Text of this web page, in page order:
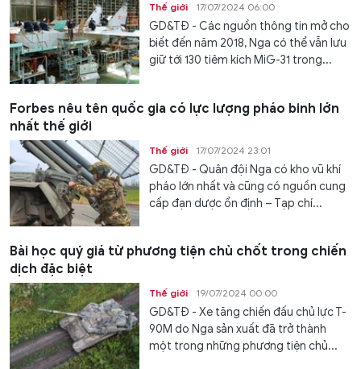
Thế giới 17/07/2024 06:00
GD&TĐ - Các nguồn thông tin mở cho
biết đến năm 2018, Nga có thể vẫn lưu
giữ tới 130 tiêm kích MiG-31 trong...
Forbes nêu tên quốc gia có lực lượng pháo binh lớn
nhất thế giới
Thế giới 17/07/2024 23:01
GD&TĐ - Quân đội Nga có kho vũ khí
pháo lớn nhất và cũng có nguồn cung
cấp đạn dược ổn định – Tạp chí...
Bài học quý giá từ phương tiện chủ chốt trong chiến
dịch đặc biệt
Thế giới 19/07/2024 00:00
GD&TĐ - Xe tăng chiến đấu chủ lực T-
90M do Nga sản xuất đã trở thành
một trong những phương tiện chủ...